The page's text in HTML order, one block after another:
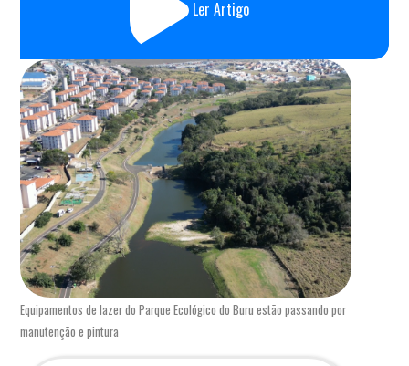
Ler Artigo
Equipamentos de lazer do Parque Ecológico do Buru estão passando por
manutenção e pintura